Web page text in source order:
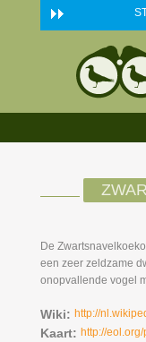
Skip to main content
De
een zeer zeldzame
onopvallende vogel
Wiki: http://
Kaart: http://